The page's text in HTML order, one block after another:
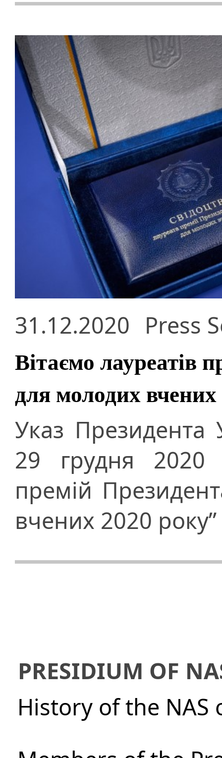
31.12.2020 Press
Вітаємо лауреатів
для молодих
Указ Президента
29 грудня 2020
премій
вчених 2020 року”
PRESIDIUM OF
History of the NAS